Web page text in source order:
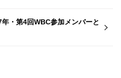
年・第4回WBC参加メンバーと